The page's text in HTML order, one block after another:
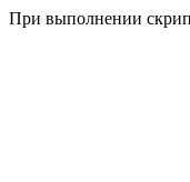
При выполнении